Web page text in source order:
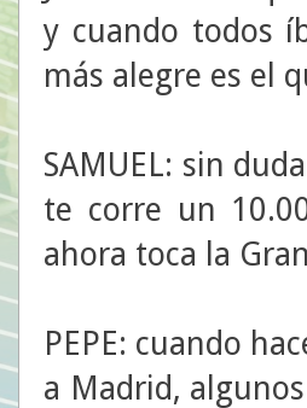
y cuando todos
más alegre es el
SAMUEL: sin
te corre un
ahora toca la
PEPE: cuando
a Madrid,